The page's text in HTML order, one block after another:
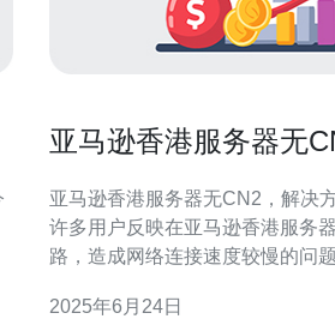
亚马逊香港服务器无
亚马逊香港服务器无CN2，解决方案请
许多用户反映在亚马逊香港服务
路，造成网络连接速度较慢的问
接。 亚马逊香港服务器没有CN2线路的原因主要有两
2025年6月24日